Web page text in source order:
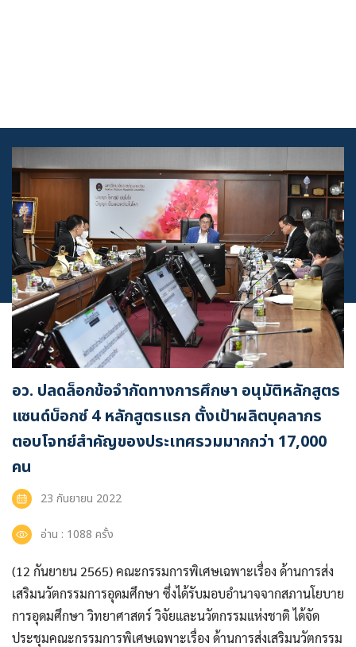
เข้าสู่ระบบ
อว. ปลดล็อกข้อจำกัดทางการศึกษา อนุมัติหลักสูตร
แซนด์บ็อกซ์ 4 หลักสูตรแรก ตั้งเป้าผลิตบุคลากร
ตอบโจทย์สำคัญของประเทศรวมมากกว่า 17,000
คน
อ่าน : 1088 ครั้ง
23 กันยายน 2022
(12 กันยายน 2565) คณะกรรมการพิเศษเฉพาะเรื่อง ด้านการส่ง
เสริมนวัตกรรมการอุดมศึกษา ซึ่งได้รับมอบอำนาจจากสภานโยบาย
การอุดมศึกษา วิทยาศาสตร์ วิจัยและนวัตกรรมแห่งชาติ ได้จัด
ประชุมคณะกรรมการพิเศษเฉพาะเรื่อง ด้านการส่งเสริมนวัตกรรม